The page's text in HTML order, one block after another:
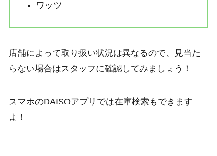
ワッツ
店舗によって取り扱い状況は異なるので、見当た
らない場合はスタッフに確認してみましょう！
スマホのDAISOアプリでは在庫検索もできます
よ！